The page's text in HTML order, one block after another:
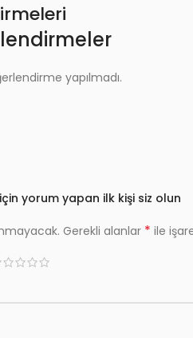
yapılmadı.
için yorum yapan ilk kişi siz olun
Gerekli alanlar * ile